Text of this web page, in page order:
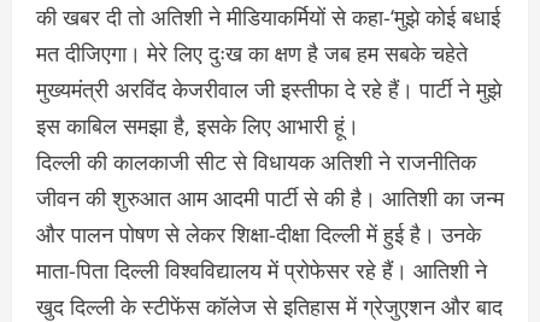
की खबर दी तो अतिशी ने मीडियाकर्मियों से कहा-‘मुझे कोई बधाई
मत दीजिएगा। मेरे लिए दुःख का क्षण है जब हम सबके चहेते
मुख्यमंत्री अरविंद केजरीवाल जी इस्तीफा दे रहे हैं। पार्टी ने मुझे
इस काबिल समझा है, इसके लिए आभारी हूं।
दिल्ली की कालकाजी सीट से विधायक अतिशी ने राजनीतिक
जीवन की शुरुआत आम आदमी पार्टी से की है। आतिशी का जन्म
और पालन पोषण से लेकर शिक्षा-दीक्षा दिल्ली में हुई है। उनके
माता-पिता दिल्ली विश्वविद्यालय में प्रोफेसर रहे हैं। आतिशी ने
खुद दिल्ली के स्टीफेंस कॉलेज से इतिहास में ग्रेजुएशन और बाद